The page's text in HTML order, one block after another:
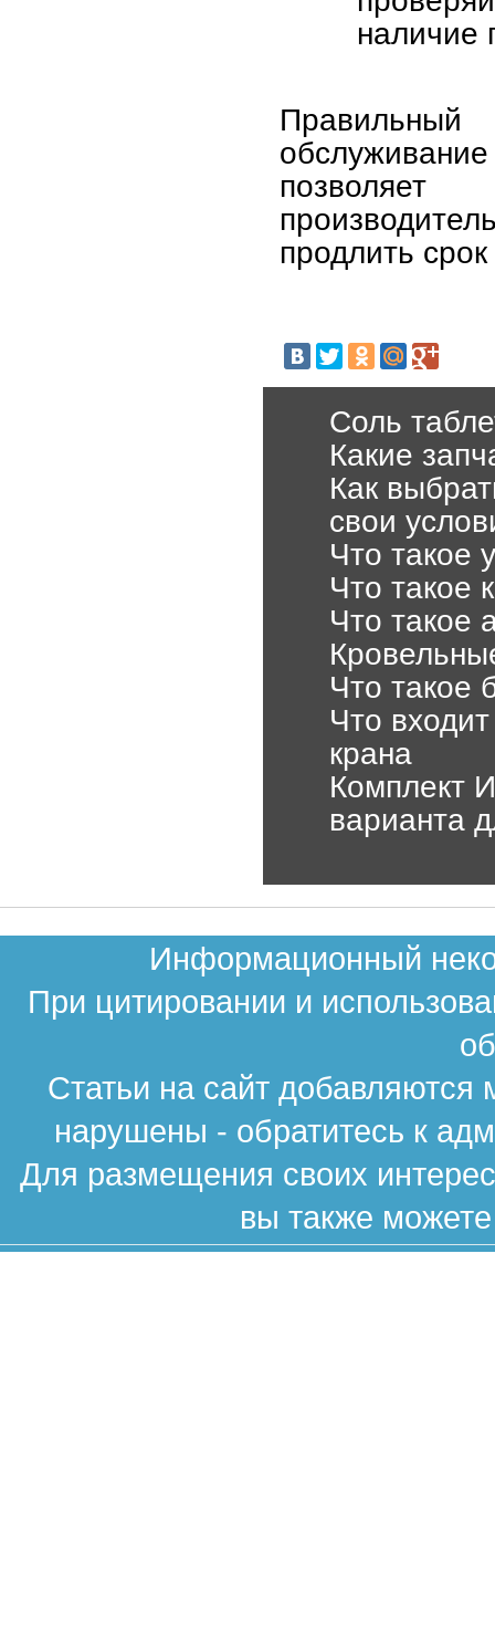
наличие
позволяет
продлить
Соль
Какие
Как
свои
Что такое
Что такое
Что такое
Что такое
Что
крана
Комплект
варианта
Информационный
При цитировании и
Статьи на сайт
нарушены - обратитесь к
Для размещения своих
вы также